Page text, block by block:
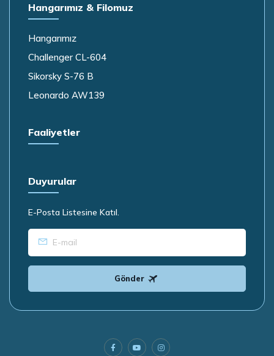
Hangarımız & Filomuz
Hangarımız
Challenger CL-604
Sikorsky S-76 B
Leonardo AW139
Faaliyetler
Duyurular
E-Posta Listesine Katıl.
Gönder